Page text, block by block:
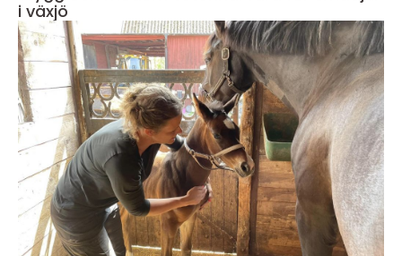
i växjö